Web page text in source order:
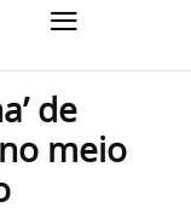
de
meio